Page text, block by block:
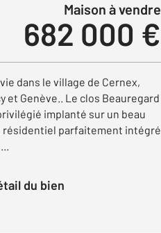
Maison à vendre
682 000 €
dans le village de Cernex,
Genève.. Le clos Beauregard
implanté sur un beau
résidentiel parfaitement intégré
du bien